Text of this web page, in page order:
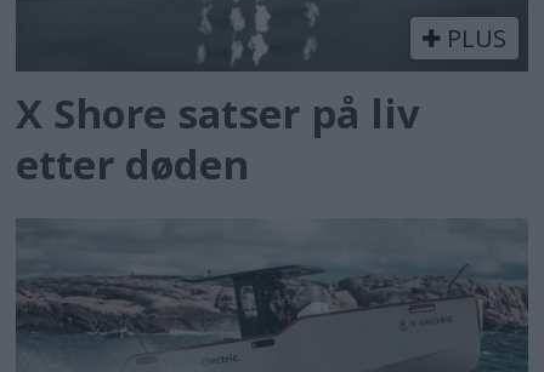
PLUS
X Shore satser på liv
etter døden